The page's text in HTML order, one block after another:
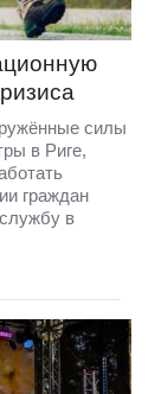
силы
в Риге,
граждан
в